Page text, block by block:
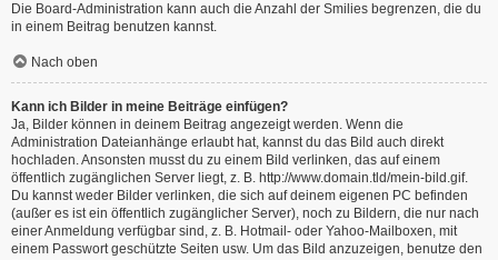
Die Board-Administration kann auch die Anzahl der Smilies begrenzen, die du
in einem Beitrag benutzen kannst.
Nach oben
Kann ich Bilder in meine Beiträge einfügen?
Ja, Bilder können in deinem Beitrag angezeigt werden. Wenn die
Administration Dateianhänge erlaubt hat, kannst du das Bild auch direkt
hochladen. Ansonsten musst du zu einem Bild verlinken, das auf einem
öffentlich zugänglichen Server liegt, z. B. http://www.domain.tld/mein-bild.gif.
Du kannst weder Bilder verlinken, die sich auf deinem eigenen PC befinden
(außer es ist ein öffentlich zugänglicher Server), noch zu Bildern, die nur nach
einer Anmeldung verfügbar sind, z. B. Hotmail- oder Yahoo-Mailboxen, mit
einem Passwort geschützte Seiten usw. Um das Bild anzuzeigen, benutze den